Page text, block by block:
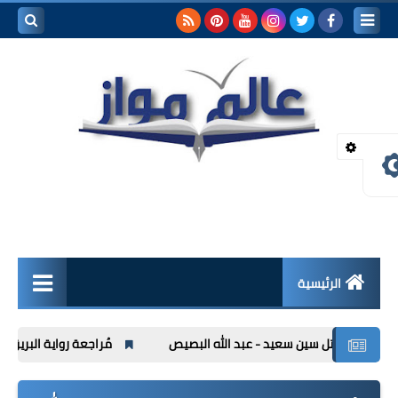
الرئيسية
- عبد الله البصيص مُراجعة رواية البريق - ستيفن كينج